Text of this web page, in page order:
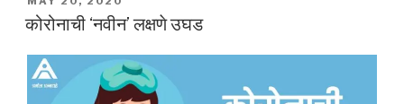
ON
कोरोनाची ‘नवीन’ लक्षणे उघड